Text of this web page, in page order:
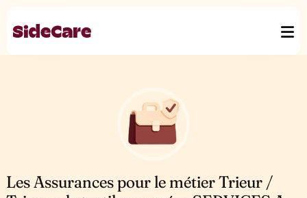
Les Assurances pour le métier Trieur /